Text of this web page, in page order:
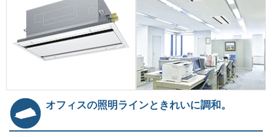
オフィスの照明ラインときれいに調和。